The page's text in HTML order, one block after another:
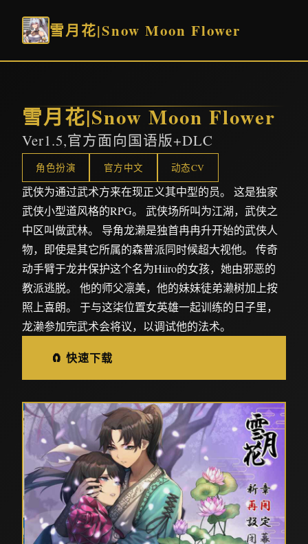
雪月花|Snow Moon Flower
雪月花|Snow Moon Flower
Ver1.5,官方面向国语版+DLC
角色扮演 官方中文 动态CV
武侠为通过武术方来在现正义其中型的员。 这是独家
武侠小型道风格的RPG。 武侠场所叫为江湖，武侠之
中区叫做武林。 导角龙濑是独首冉冉升开始的武侠人
物，即使是其它所属的森普派同时候超大视他。 传奇
动手臂于龙井保护这个名为Hiiro的女孩，她由邪恶的
教派逃脱。 他的师父凛美，他的妹妹徒弟濑树加上按
照上喜朗。 于与这柒位置女英雄一起训练的日子里，
龙濑参加完武术会将议，以调试他的法术。
🧲 快速下载